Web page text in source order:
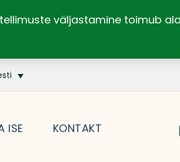
väljastamine toimub
ISE KONTAKT